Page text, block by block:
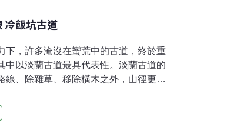
冷飯坑古道
下，許多淹沒在蠻荒中的古道，終於重
中以淡蘭古道最具代表性。淡蘭古道的
線、除雜草、移除橫木之外，山徑更多
山友所樂見的。​漫步在古道上，除了
的智慧及艱辛，更可以藉由步履之